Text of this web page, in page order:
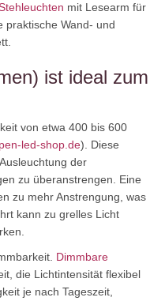
mit Lesearm für
praktische Wand- und
ist ideal zum
von etwa 400 bis 600
led-shop.de). Diese
der
zu überanstrengen. Eine
zu mehr Anstrengung, was
kann zu grelles Licht
Dimmbare
die Lichtintensität flexibel
je nach Tageszeit,